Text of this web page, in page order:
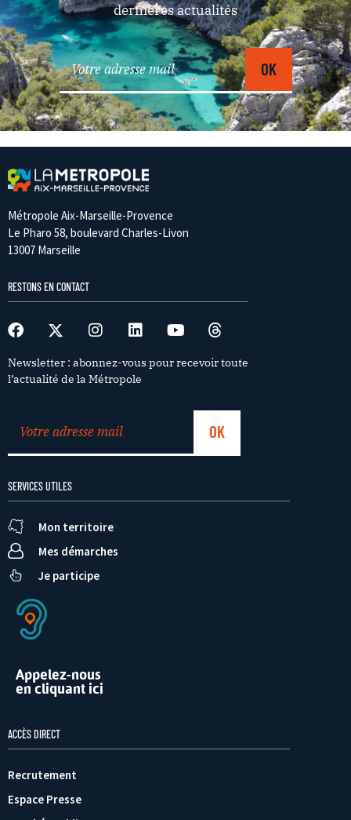
dernières actualités
Métropole Aix-Marseille-Provence
Le Pharo 58, boulevard Charles-Livon
13007 Marseille
RESTONS EN CONTACT
Newsletter : abonnez-vous pour recevoir toute
l’actualité de la Métropole
SERVICES UTILES
Mon territoire
Mes démarches
Je participe
Appelez-nous
en cliquant ici
ACCÈS DIRECT
Recrutement
Espace Presse